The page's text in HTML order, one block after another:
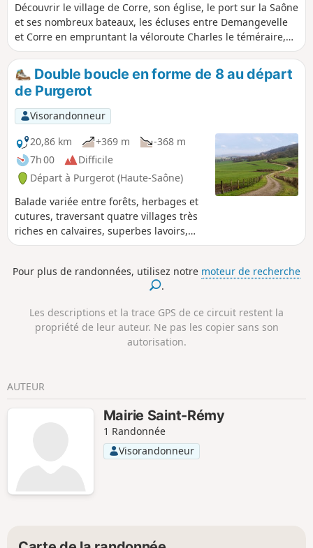
Découvrir le village de Corre, son église, le port sur la Saône
et ses nombreux bateaux, les écluses entre Demangevelle
et Corre en empruntant la véloroute Charles le téméraire,
un point de vue sur la vallée depuis le chemin reliant Corre
à Demangevelle en passant par le faubourg, le village de
Demangevelle surplombé de 2 tours (propriété privée).
Double boucle en forme de 8 au départ
de Purgerot
Visorandonneur
20,86 km
+369 m
-368 m
7h 00
Difficile
Départ à Purgerot (Haute-Saône)
Balade variée entre forêts, herbages et
cutures, traversant quatre villages très
riches en calvaires, superbes lavoirs,
chapelles et églises dont certaines à
Chargey avec son fronton gréco-romain
rajouté ou celle de Gesincourt qui fait
parcours en 8 offre la souplesse de
pouvoir faire la totalité ou de ne faire
qu'une des deux boucles.
Pour plus de randonnées, utilisez notre moteur de recherche
.
Les descriptions et la trace GPS de ce circuit restent la
propriété de leur auteur. Ne pas les copier sans son
autorisation.
AUTEUR
Mairie Saint-Rémy
1 Randonnée
Visorandonneur